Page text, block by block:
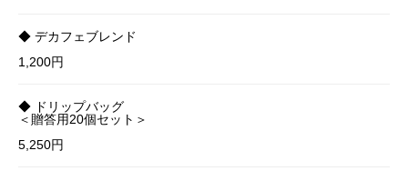
◆ デカフェブレンド
1,200円
◆ ドリップバッグ
＜贈答用20個セット＞
5,250円